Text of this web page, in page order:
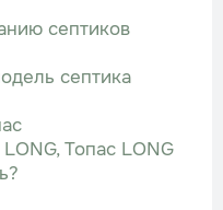
септиков
септика
Топас LONG